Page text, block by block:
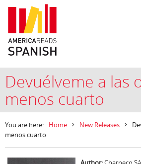
Devuélveme a las
menos cuarto
You are here: Home New Releases
menos cuarto